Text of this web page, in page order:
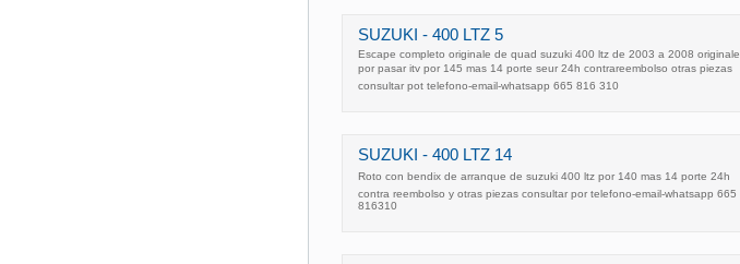
SUZUKI - 400 LTZ 5
Escape completo originale de quad suzuki 400 ltz de 2003 a 2008 originale
por pasar itv por 145 mas 14 porte seur 24h contrareembolso otras piezas
consultar pot telefono-email-whatsapp 665 816 310
SUZUKI - 400 LTZ 14
Roto con bendix de arranque de suzuki 400 ltz por 140 mas 14 porte 24h
contra reembolso y otras piezas consultar por telefono-email-whatsapp 665
816310